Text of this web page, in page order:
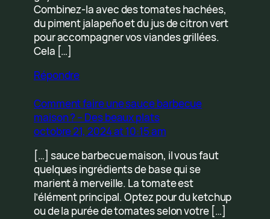
Combinez-la avec des tomates hachées,
du piment jalapeño et du jus de citron vert
pour accompagner vos viandes grillées.
Cela […]
Répondre
Comment faire une sauce barbecue
maison ? – Des beaux plats
octobre 21, 2024 at 10:15 am
[…] sauce barbecue maison, il vous faut
quelques ingrédients de base qui se
marient à merveille. La tomate est
l’élément principal. Optez pour du ketchup
ou de la purée de tomates selon votre […]